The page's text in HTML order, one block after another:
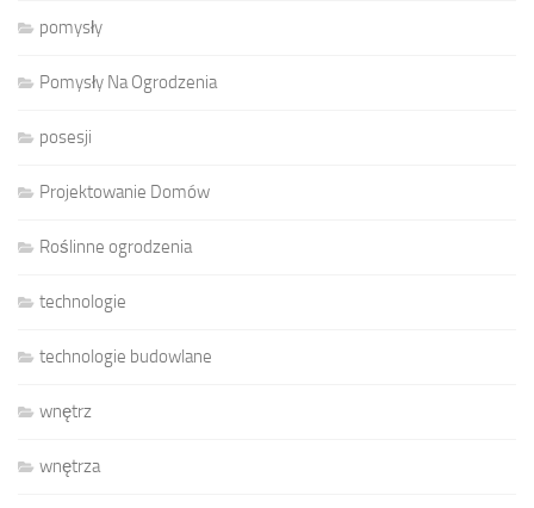
pomysły
Pomysły Na Ogrodzenia
posesji
Projektowanie Domów
Roślinne ogrodzenia
technologie
technologie budowlane
wnętrz
wnętrza